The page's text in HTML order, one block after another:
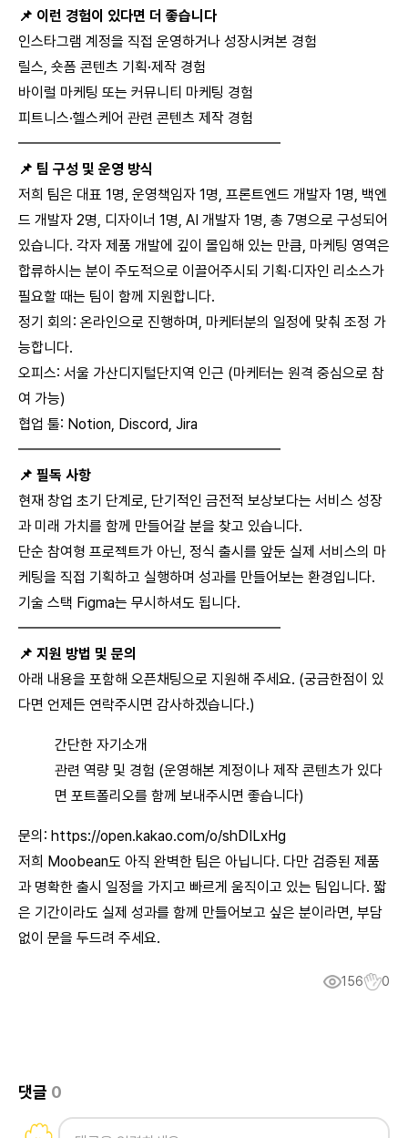
📌 이런 경험이 있다면 더 좋습니다
인스타그램 계정을 직접 운영하거나 성장시켜본 경험
릴스, 숏폼 콘텐츠 기획·제작 경험
바이럴 마케팅 또는 커뮤니티 마케팅 경험
피트니스·헬스케어 관련 콘텐츠 제작 경험
━━━━━━━━━━━━━━━━━━
📌 팀 구성 및 운영 방식
저희 팀은 대표 1명, 운영책임자 1명, 프론트엔드 개발자 1명, 백엔
드 개발자 2명, 디자이너 1명, AI 개발자 1명, 총 7명으로 구성되어
있습니다. 각자 제품 개발에 깊이 몰입해 있는 만큼, 마케팅 영역은
합류하시는 분이 주도적으로 이끌어주시되 기획·디자인 리소스가
필요할 때는 팀이 함께 지원합니다.
정기 회의: 온라인으로 진행하며, 마케터분의 일정에 맞춰 조정 가
능합니다.
오피스: 서울 가산디지털단지역 인근 (마케터는 원격 중심으로 참
여 가능)
협업 툴: Notion, Discord, Jira
━━━━━━━━━━━━━━━━━━
📌 필독 사항
현재 창업 초기 단계로, 단기적인 금전적 보상보다는 서비스 성장
과 미래 가치를 함께 만들어갈 분을 찾고 있습니다.
단순 참여형 프로젝트가 아닌, 정식 출시를 앞둔 실제 서비스의 마
케팅을 직접 기획하고 실행하며 성과를 만들어보는 환경입니다.
기술 스택 Figma는 무시하셔도 됩니다.
━━━━━━━━━━━━━━━━━━
📌 지원 방법 및 문의
아래 내용을 포함해 오픈채팅으로 지원해 주세요. (궁금한점이 있
다면 언제든 연락주시면 감사하겠습니다.)
간단한 자기소개
관련 역량 및 경험 (운영해본 계정이나 제작 콘텐츠가 있다
면 포트폴리오를 함께 보내주시면 좋습니다)
문의: https://open.kakao.com/o/shDILxHg
저희 Moobean도 아직 완벽한 팀은 아닙니다. 다만 검증된 제품
과 명확한 출시 일정을 가지고 빠르게 움직이고 있는 팀입니다. 짧
은 기간이라도 실제 성과를 함께 만들어보고 싶은 분이라면, 부담
없이 문을 두드려 주세요.
156 0
댓글 0